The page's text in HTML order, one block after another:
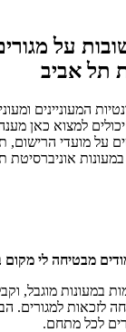
על
תל אביב
המעוניינים
למצוא כאן
על מועדי הרישום,
אוניברסיטת
מבטיחה לי מקום
במעונות מוגבל,
לזכאות למגורים.
לכל מתחם.